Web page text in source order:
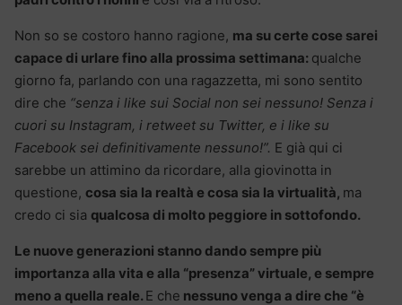
Non so se costoro hanno ragione, ma su certe cose sarei
capace di urlare fino alla prossima settimana: qualche
giorno fa, parlando con una ragazzetta, mi sono sentito
dire che “senza i like sui Social non sei nessuno! Senza i
cuori su Instagram, i retweet su Twitter, e i like su
Facebook sei definitivamente nessuno!”. E già qui ci
sarebbe un attimino da ricordare, alla giovinotta in
questione, cosa sia la realtà e cosa sia la virtualità, ma
credo ci sia qualcosa di molto peggiore in sottofondo.
Le nuove generazioni stanno dando sempre più
importanza alla vita e alla “presenza” virtuale, e sempre
meno a quella reale. E che nessuno venga a dire che “è